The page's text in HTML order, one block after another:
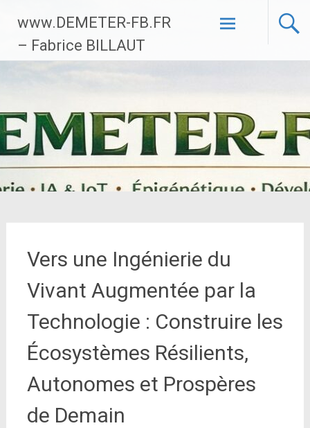
contenu
principal
www.DEMETER-FB.FR
– Fabrice BILLAUT
Vers une Ingénierie du
Vivant Augmentée par la
Technologie : Construire les
Écosystèmes Résilients,
Autonomes et Prospères
de Demain